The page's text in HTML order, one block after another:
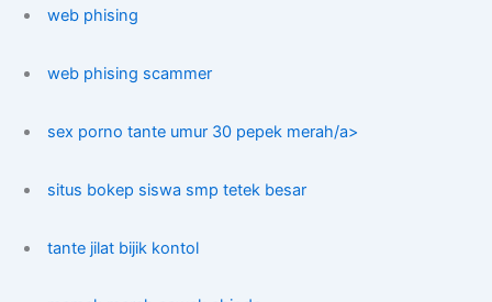
web phising
web phising scammer
sex porno tante umur 30 pepek merah/a>
situs bokep siswa smp tetek besar
tante jilat bijik kontol